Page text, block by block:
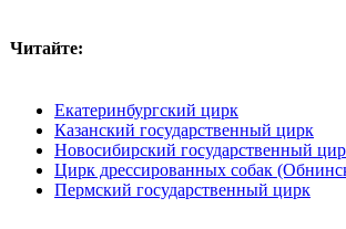
Читайте:
Екатеринбургский цирк
Казанский государственный цирк
Новосибирский государственный
Цирк дрессированных собак
Пермский государственный цирк